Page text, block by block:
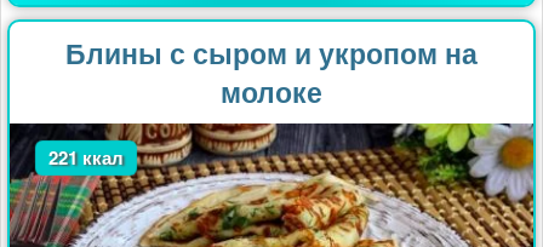
Блины с сыром и укропом на
молоке
221 ккал